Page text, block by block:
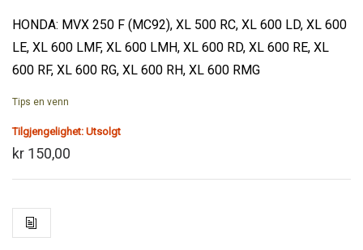
HONDA: MVX 250 F (MC92), XL 500 RC, XL 600 LD, XL 600
LE, XL 600 LMF, XL 600 LMH, XL 600 RD, XL 600 RE, XL
600 RF, XL 600 RG, XL 600 RH, XL 600 RMG
Tips en venn
Tilgjengelighet: Utsolgt
kr 150,00